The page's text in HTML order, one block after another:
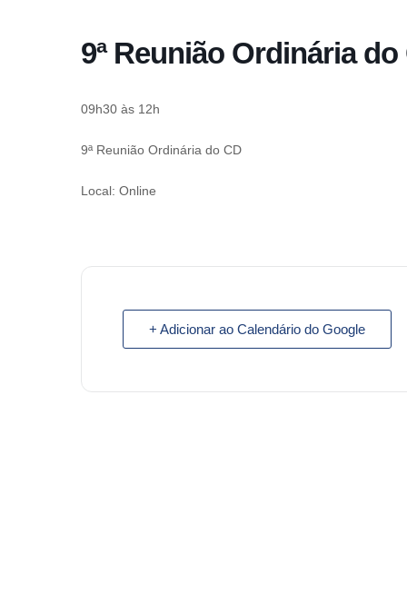
9ª Reunião Ordinária do
09h30 às 12h
9ª Reunião Ordinária do CD
Local: Online
+ Adicionar ao Calendário do Google